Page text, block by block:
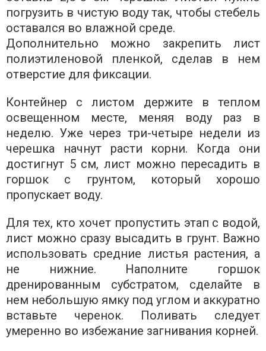
погрузить в чистую воду так, чтобы стебель
оставался во влажной среде.
Дополнительно можно закрепить лист
полиэтиленовой пленкой, сделав в нем
отверстие для фиксации.
Контейнер с листом держите в теплом
освещенном месте, меняя воду раз в
неделю. Уже через три-четыре недели из
черешка начнут расти корни. Когда они
достигнут 5 см, лист можно пересадить в
горшок с грунтом, который хорошо
пропускает воду.
Для тех, кто хочет пропустить этап с водой,
лист можно сразу высадить в грунт. Важно
использовать средние листья растения, а
не нижние. Наполните горшок
дренированным субстратом, сделайте в
нем небольшую ямку под углом и аккуратно
вставьте черенок. Поливать следует
умеренно во избежание загнивания корней.